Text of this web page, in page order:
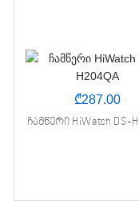
₾287.00
ჩამწერი HiWatch DS-